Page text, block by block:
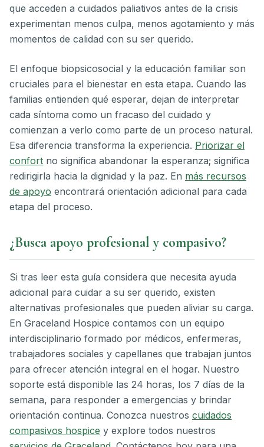
que acceden a cuidados paliativos antes de la crisis
experimentan menos culpa, menos agotamiento y más
momentos de calidad con su ser querido.
El enfoque biopsicosocial y la educación familiar son
cruciales para el bienestar en esta etapa. Cuando las
familias entienden qué esperar, dejan de interpretar
cada síntoma como un fracaso del cuidado y
comienzan a verlo como parte de un proceso natural.
Esa diferencia transforma la experiencia. Priorizar el
confort no significa abandonar la esperanza; significa
redirigirla hacia la dignidad y la paz. En más recursos
de apoyo encontrará orientación adicional para cada
etapa del proceso.
¿Busca apoyo profesional y compasivo?
Si tras leer esta guía considera que necesita ayuda
adicional para cuidar a su ser querido, existen
alternativas profesionales que pueden aliviar su carga.
En Graceland Hospice contamos con un equipo
interdisciplinario formado por médicos, enfermeras,
trabajadores sociales y capellanes que trabajan juntos
para ofrecer atención integral en el hogar. Nuestro
soporte está disponible las 24 horas, los 7 días de la
semana, para responder a emergencias y brindar
orientación continua. Conozca nuestros cuidados
compasivos hospice y explore todos nuestros